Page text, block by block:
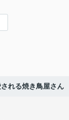
れる焼き鳥屋さん